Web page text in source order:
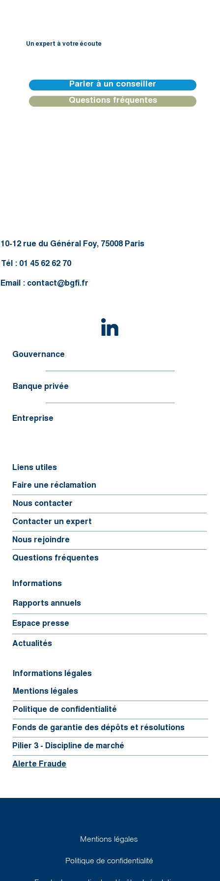
Mentions légales
Politique de confidentialité
Un expert à votre écoute
Parler à un conseiller
Questions fréquentes
Gouvernance
Banque privée
Entreprise
Liens utiles
Faire une réclamation
Nous contacter
Contacter un expert
Nous rejoindre
Questions fréquentes
Informations
Rapports annuels
Espace presse
Actualités
Informations légales
Mentions légales
Politique de confidentialité
Fonds de garantie des dépôts et résolutions
Pilier 3 - Discipline de marché
Alerte Fraude
10-12 rue du Général Foy, 75008 Paris
Tél : 01 45 62 62 70
Email : contact@bgfi.fr